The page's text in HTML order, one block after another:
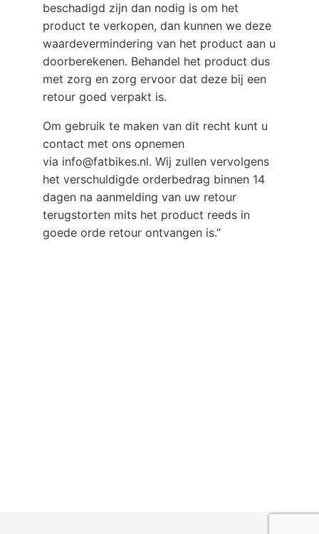
beschadigd zijn dan nodig is om het
product te verkopen, dan kunnen we deze
waardevermindering van het product aan u
doorberekenen. Behandel het product dus
met zorg en zorg ervoor dat deze bij een
retour goed verpakt is.
Om gebruik te maken van dit recht kunt u
contact met ons opnemen
via info@fatbikes.nl. Wij zullen vervolgens
het verschuldigde orderbedrag binnen 14
dagen na aanmelding van uw retour
terugstorten mits het product reeds in
goede orde retour ontvangen is.”